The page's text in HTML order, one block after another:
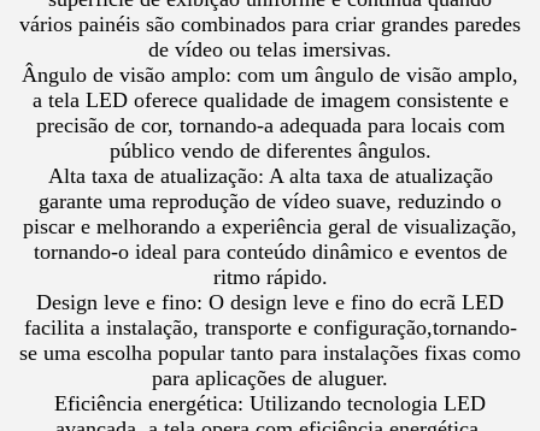
vários painéis são combinados para criar grandes paredes
de vídeo ou telas imersivas.
Ângulo de visão amplo: com um ângulo de visão amplo,
a tela LED oferece qualidade de imagem consistente e
precisão de cor, tornando-a adequada para locais com
público vendo de diferentes ângulos.
Alta taxa de atualização: A alta taxa de atualização
garante uma reprodução de vídeo suave, reduzindo o
piscar e melhorando a experiência geral de visualização,
tornando-o ideal para conteúdo dinâmico e eventos de
ritmo rápido.
Design leve e fino: O design leve e fino do ecrã LED
facilita a instalação, transporte e configuração,tornando-
se uma escolha popular tanto para instalações fixas como
para aplicações de aluguer.
Eficiência energética: Utilizando tecnologia LED